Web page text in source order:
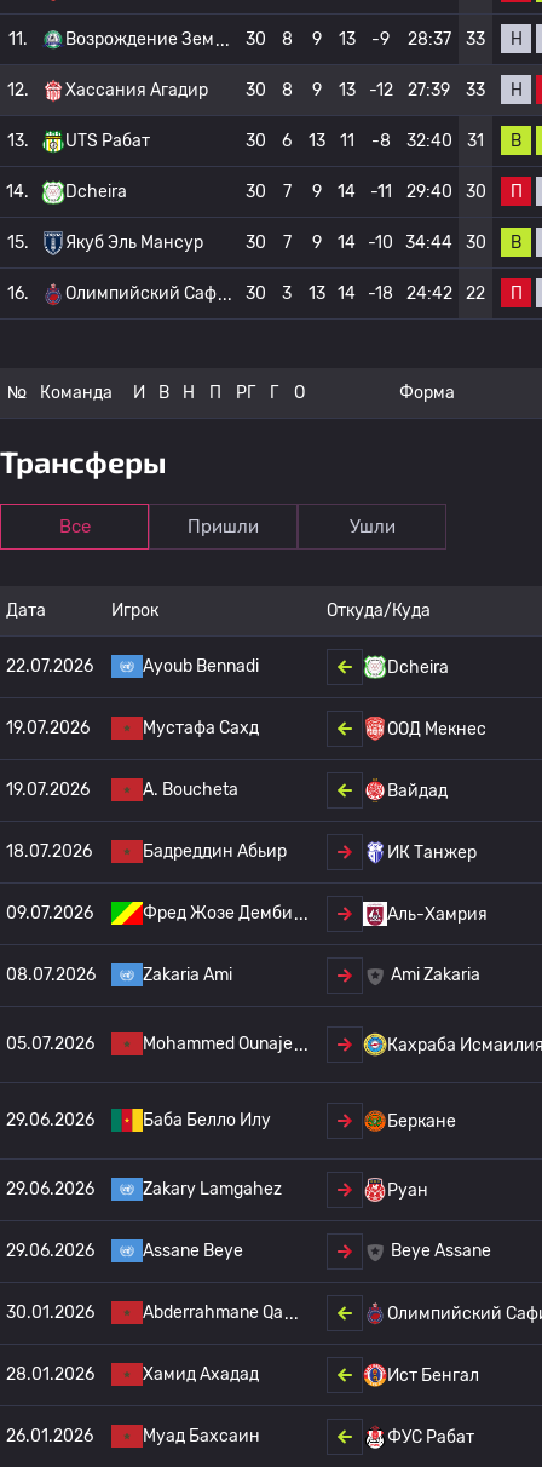
11. Возрождение Зем 30 8 9 13 -9 28:37 33 Н
12. Хассания Агадир 30 8 9 13 -12 27:39 33 Н
13. UTS Рабат 30 6 13 11 -8 32:40 31 В
14. Dcheira 30 7 9 14 -11 29:40 30 П
15. Якуб Эль Мансур 30 7 9 14 -10 34:44 30 В
16. Олимпийский Саф 30 3 13 14 -18 24:42 22 П
№ Команда И В Н П РГ Г О Форма
Трансферы
Все Пришли Ушли
Дата Игрок Откуда/Куда
22.07.2026 Ayoub Bennadi Dcheira
19.07.2026 Мустафа Сахд ООД Мекнес
19.07.2026 A. Boucheta Вайдад
18.07.2026 Бадреддин Абьир ИК Танжер
09.07.2026 Фред Жозе Демби Аль-Хамрия
08.07.2026 Zakaria Ami Ami Zakaria
05.07.2026 Mohammed Ounaje Кахраба
29.06.2026 Баба Белло Илу Беркане
29.06.2026 Zakary Lamgahez Руан
29.06.2026 Assane Beye Beye Assane
30.01.2026 Abderrahmane Qa Олимпийский
28.01.2026 Хамид Ахадад Ист Бенгал
26.01.2026 Муад Бахсаин ФУС Рабат